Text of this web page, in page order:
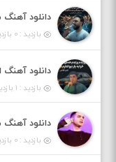
بازدید : ۰ بازدید بار /
بازدید : ۱ بازدید بار /
بازدید : ۰ بازدید بار /